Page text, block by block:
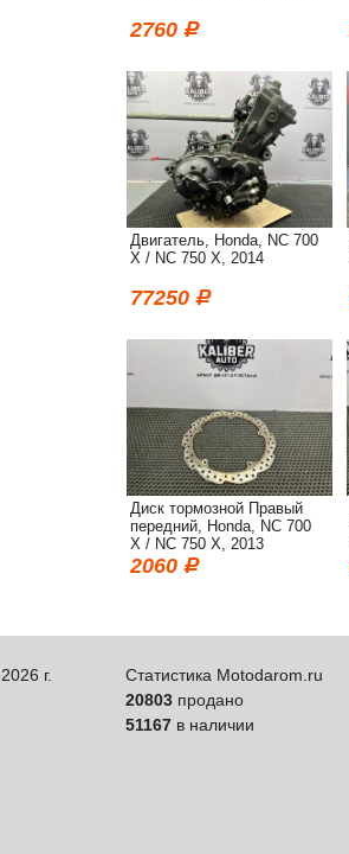
2760
Двигатель, Honda, NC 700
X / NC 750 X, 2014
77250
Диск тормозной Правый
передний, Honda, NC 700
X / NC 750 X, 2013
2060
г.
Статистика Motodarom.ru
20803 продано
51167 в наличии